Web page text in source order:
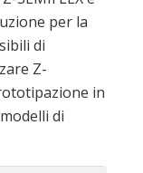
per la
di
Z-
in
di